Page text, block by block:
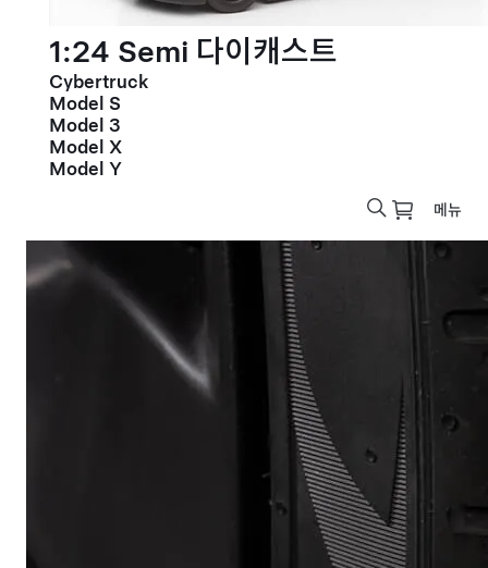
1:24 Semi 다이캐스트
Cybertruck
Model S
Model 3
Model X
Model Y
메뉴